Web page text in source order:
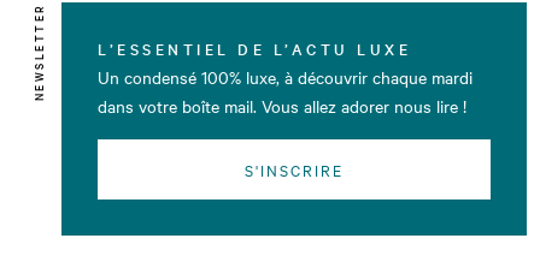
NEWSLETTER L’ESSENTIEL DE L’ACTU LUXE
Un condensé 100% luxe, à découvrir chaque mardi
dans votre boîte mail. Vous allez adorer nous lire !
S'INSCRIRE